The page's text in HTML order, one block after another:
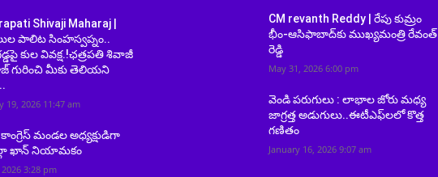
Shivaji Maharaj |
పాలిట సింహస్వప్నం..
కుల వివక్ష.!ఛత్రపతి శివాజీ
గురించి మీకు తెలియని
19, 2026 11:47 am
మండల అధ్యక్షుడిగా
ఖాన్ నియామకం
3:28 pm
CM revanth Reddy | రేపు కుమ్రం
భీం-ఆసిఫాబాద్‌కు ముఖ్యమంత్రి రేవంత్
రెడ్డి
May 31, 2026 6:00 pm
వెండి పరుగులు : లాభాల జోరు మధ్య
జాగ్రత్త అడుగులు..ఈటీఎఫ్‌లలో కొత్త
గణితం
January 16, 2026 9:07 am